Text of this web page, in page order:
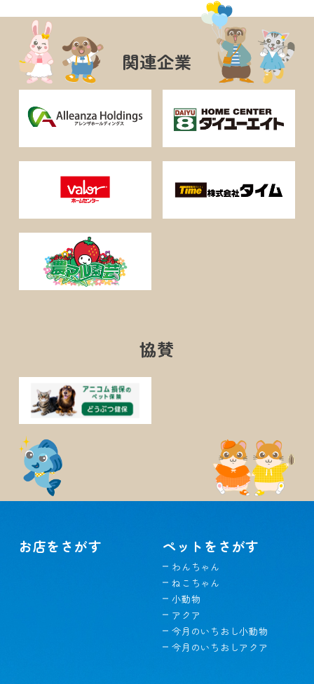
関連企業
協賛
お店をさがす ペットをさがす
わんちゃん
ねこちゃん
小動物
アクア
今月のいちおし小動物
今月のいちおしアクア